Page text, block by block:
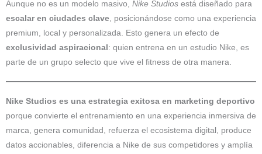
Aunque no es un modelo masivo, Nike Studios está diseñado para
escalar en ciudades clave , posicionándose como una experiencia
premium, local y personalizada. Esto genera un efecto de
exclusividad aspiracional: quien entrena en un estudio Nike, es
parte de un grupo selecto que vive el fitness de otra manera.
Nike Studios es una estrategia exitosa en marketing deportivo
porque convierte el entrenamiento en una experiencia inmersiva de
marca, genera comunidad, refuerza el ecosistema digital, produce
datos accionables, diferencia a Nike de sus competidores y amplía